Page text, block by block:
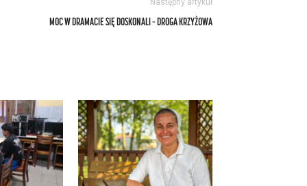
MOC W DRAMACIE SIĘ DOSKONALI – DROGA KRZYŻOWA